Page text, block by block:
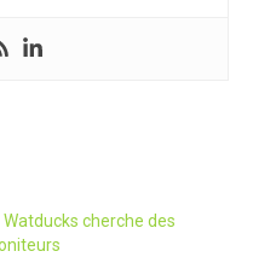
Watducks cherche des